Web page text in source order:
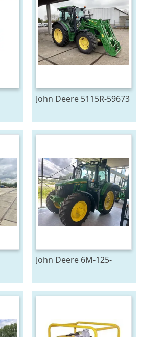
John Deere 5115R-59673
John Deere 6M-125-